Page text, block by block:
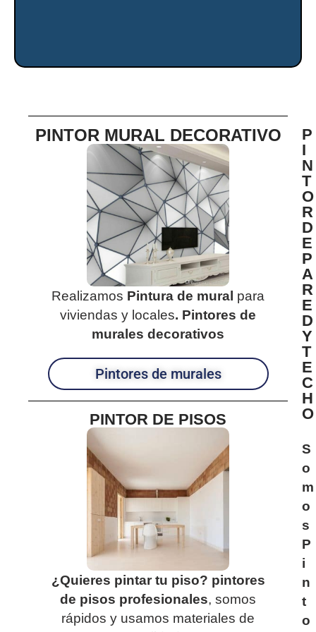
PINTOR MURAL DECORATIVO
Realizamos Pintura de mural para
viviendas y locales. Pintores de
murales decorativos
Pintores de murales
PINTOR DE PISOS
¿Quieres pintar tu piso? pintores
de pisos profesionales, somos
rápidos y usamos materiales de
P
I
N
T
O
R
D
E
P
A
R
E
D
Y
T
E
C
H
O
S
o
m
o
s
P
i
n
t
o